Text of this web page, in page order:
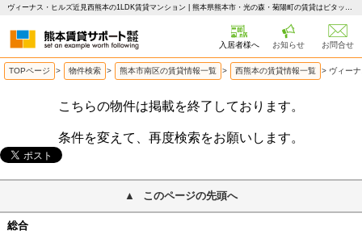
ヴィーナス・ヒルズ近見西熊本の1LDK賃貸マンション | 熊本県熊本市・光の森・菊陽町の賃貸はピタットハウス 熊本賃貸サポート
入居者様へ お知らせ お問合せ
TOPページ > 物件検索 > 熊本市南区の賃貸情報一覧 > 西熊本の賃貸情報一覧 > ヴィー
こちらの物件は掲載を終了しております。
条件を変えて、再度検索をお願いします。
このページの先頭へ
総合